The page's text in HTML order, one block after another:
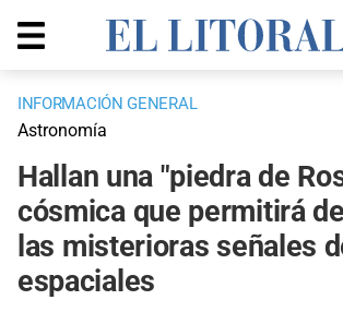
INFORMACIÓN GENERAL
Astronomía
Hallan una "piedra de
cósmica que permitirá
las misterioras señales
espaciales